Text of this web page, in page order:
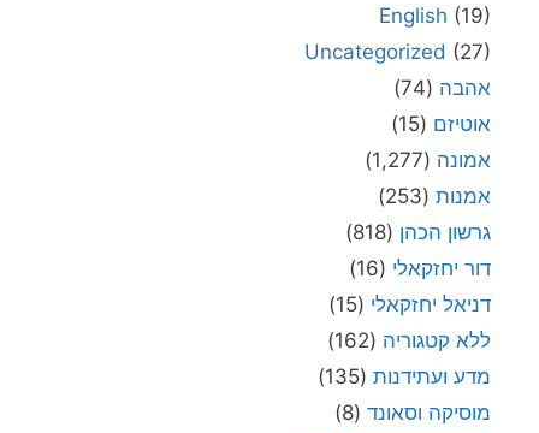
English (19)
Uncategorized (27)
אהבה (74)
אוטיזם (15)
אמונה (1,277)
אמנות (253)
גרשון הכהן (818)
דור יחזקאלי (16)
דניאל יחזקאלי (15)
ללא קטגוריה (162)
מדע ועתידנות (135)
מוסיקה וסאונד (8)